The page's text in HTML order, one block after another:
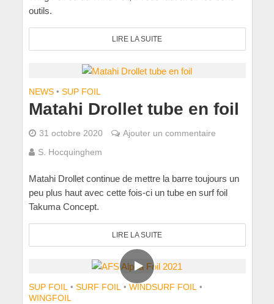
outils.
LIRE LA SUITE
NEWS • SUP FOIL
Matahi Drollet tube en foil
31 octobre 2020
Ajouter un commentaire
S. Hocquinghem
Matahi Drollet continue de mettre la barre toujours un
peu plus haut avec cette fois-ci un tube en surf foil
Takuma Concept.
LIRE LA SUITE
SUP FOIL • SURF FOIL • WINDSURF FOIL •
WINGFOIL